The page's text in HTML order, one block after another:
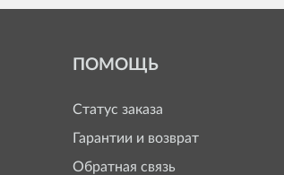
ПОМОЩЬ
Статус заказа
Гарантии и возврат
Обратная связь